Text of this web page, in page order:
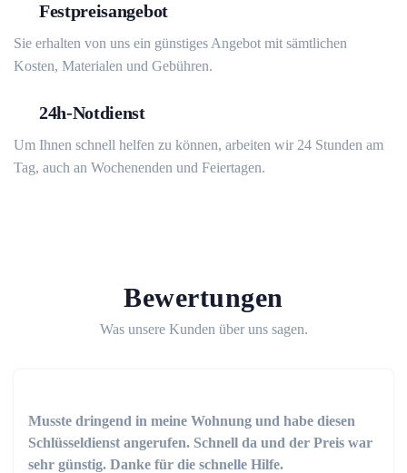
Festpreisangebot
Sie erhalten von uns ein günstiges Angebot mit sämtlichen
Kosten, Materialen und Gebühren.
24h-Notdienst
Um Ihnen schnell helfen zu können, arbeiten wir 24 Stunden am
Tag, auch an Wochenenden und Feiertagen.
Bewertungen
Was unsere Kunden über uns sagen.
Musste dringend in meine Wohnung und habe diesen
Schlüsseldienst angerufen. Schnell da und der Preis war
sehr günstig. Danke für die schnelle Hilfe.